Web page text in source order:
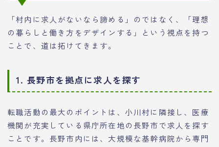
「村内に求人がないなら諦める」のではなく、「理想
の暮らしと働き方をデザインする」という視点を持つ
ことで、道は拓けてきます。
1. 長野市を拠点に求人を探す
転職活動の最大のポイントは、小川村に隣接し、医療
機関が充実している県庁所在地の長野市で求人を探す
ことです。長野市内には、大規模な基幹病院から専門